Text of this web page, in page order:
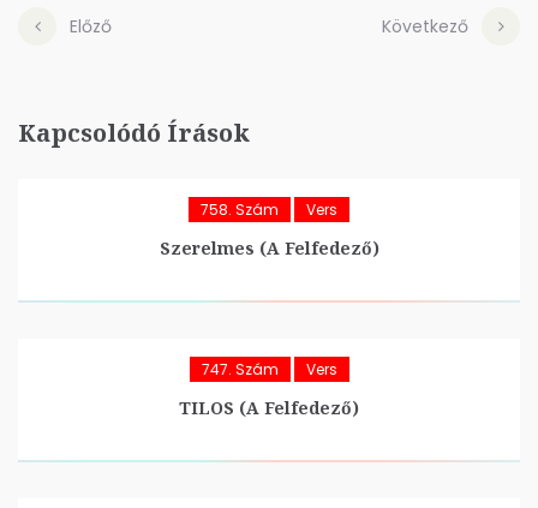
Előző Következő
Kapcsolódó Írások
758. Szám Vers
Szerelmes (A Felfedező)
747. Szám Vers
TILOS (A Felfedező)